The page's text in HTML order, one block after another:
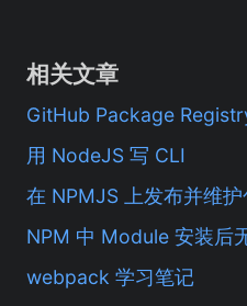
相关文章
GitHub Package
用 NodeJS 写 CLI
在 NPMJS 上发布并维护
NPM 中 Module 安装后
webpack 学习笔记